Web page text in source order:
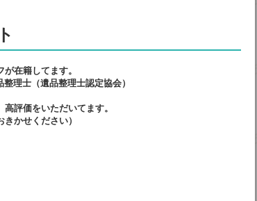
在籍してます。
理士（遺品整理士認定協会）
評価をいただいてます。
かせください）